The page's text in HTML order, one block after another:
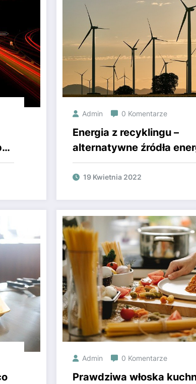
Admin 0 Komentarze
Energia z recyklingu –
alternatywne źródła
Dbajmy o Ziemię
19 Kwietnia 2022
Admin 0 Komentarze
Prawdziwa włoska